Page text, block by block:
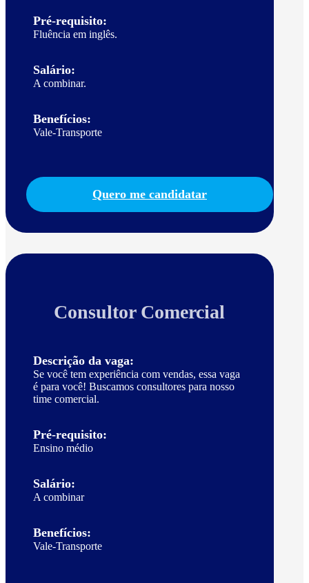
Pré-requisito:
Fluência em inglês.
Salário:
A combinar.
Benefícios:
Vale-Transporte
Quero me candidatar
Consultor Comercial
Descrição da vaga:
Se você tem experiência com vendas, essa vaga
é para você! Buscamos consultores para nosso
time comercial.
Pré-requisito:
Ensino médio
Salário:
A combinar
Benefícios:
Vale-Transporte